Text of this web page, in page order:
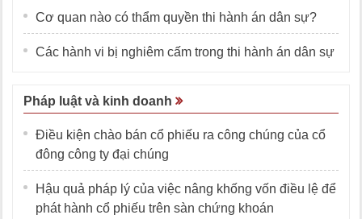
Cơ quan nào có thẩm quyền thi hành án dân sự?
Các hành vi bị nghiêm cấm trong thi hành án dân sự
Pháp luật và kinh doanh
Điều kiện chào bán cổ phiếu ra công chúng của cổ
đông công ty đại chúng
Hậu quả pháp lý của việc nâng khống vốn điều lệ để
phát hành cổ phiếu trên sàn chứng khoán